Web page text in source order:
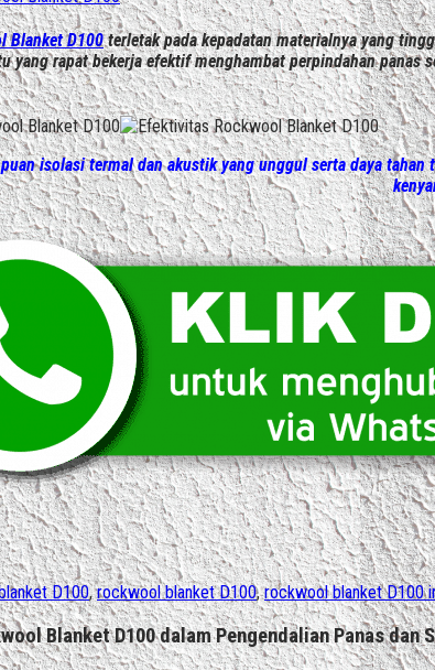
Blanket D100terletak pada kepadatan materialnya yang
yang rapat bekerja efektif menghambat perpindahan
isolasi termal dan akustik yang unggul serta daya
D100,rockwool blanket D100,rockwool blanket D100
Blanket D100 dalam Pengendalian Panas dan